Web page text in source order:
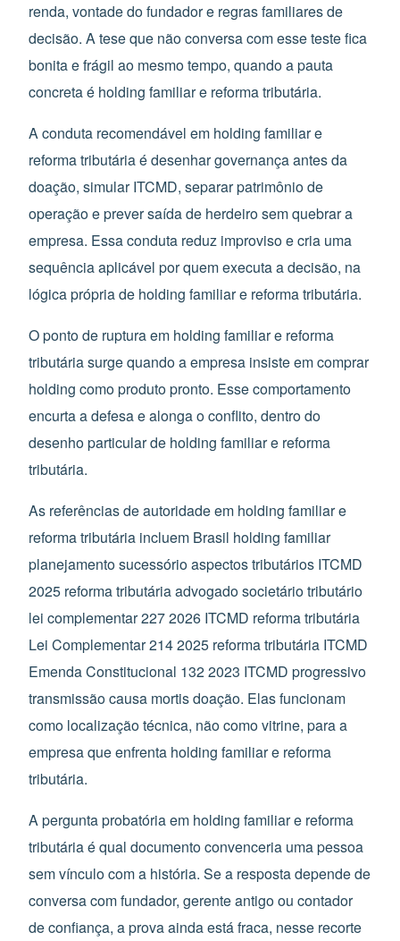
renda, vontade do fundador e regras familiares de
decisão. A tese que não conversa com esse teste fica
bonita e frágil ao mesmo tempo, quando a pauta
concreta é holding familiar e reforma tributária.
A conduta recomendável em holding familiar e
reforma tributária é desenhar governança antes da
doação, simular ITCMD, separar patrimônio de
operação e prever saída de herdeiro sem quebrar a
empresa. Essa conduta reduz improviso e cria uma
sequência aplicável por quem executa a decisão, na
lógica própria de holding familiar e reforma tributária.
O ponto de ruptura em holding familiar e reforma
tributária surge quando a empresa insiste em comprar
holding como produto pronto. Esse comportamento
encurta a defesa e alonga o conflito, dentro do
desenho particular de holding familiar e reforma
tributária.
As referências de autoridade em holding familiar e
reforma tributária incluem Brasil holding familiar
planejamento sucessório aspectos tributários ITCMD
2025 reforma tributária advogado societário tributário
lei complementar 227 2026 ITCMD reforma tributária
Lei Complementar 214 2025 reforma tributária ITCMD
Emenda Constitucional 132 2023 ITCMD progressivo
transmissão causa mortis doação. Elas funcionam
como localização técnica, não como vitrine, para a
empresa que enfrenta holding familiar e reforma
tributária.
A pergunta probatória em holding familiar e reforma
tributária é qual documento convenceria uma pessoa
sem vínculo com a história. Se a resposta depende de
conversa com fundador, gerente antigo ou contador
de confiança, a prova ainda está fraca, nesse recorte